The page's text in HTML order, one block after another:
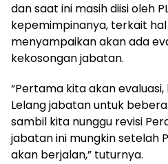
dan saat ini masih diisi oleh
kepemimpinanya, terkait
menyampaikan akan ada
kekosongan jabatan.
“Pertama kita akan
Lelang jabatan untuk
sambil kita nunggu revisi
jabatan ini mungkin setelah
akan berjalan,” tuturnya.